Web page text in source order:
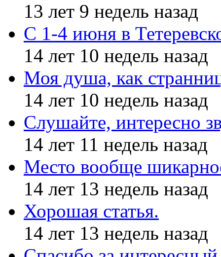
13 лет 9 недель назад
С 1-4 июня в
14 лет 10 недель назад
Моя душа, как
14 лет 10 недель назад
Слушайте, интересно
14 лет 11 недель назад
Место вообще
14 лет 13 недель назад
Хорошая статья.
14 лет 13 недель назад